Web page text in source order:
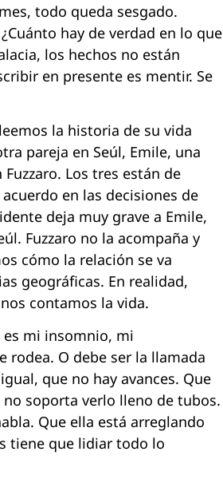
todo queda sesgado.
hay de verdad en lo que
los hechos no están
en presente es mentir. Se
la historia de su vida
pareja en Seúl, Emile, una
Los tres están de
en las decisiones de
deja muy grave a Emile,
Fuzzaro no la acompaña y
cómo la relación se va
geográficas. En realidad,
contamos la vida.
es mi insomnio, mi
O debe ser la llamada
que no hay avances. Que
soporta verlo lleno de tubos.
Que ella está arreglando
tiene que lidiar todo lo